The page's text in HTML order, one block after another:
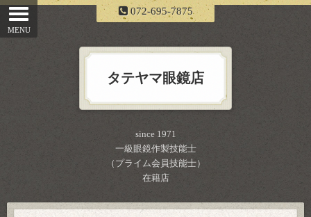
072-695-7875
タテヤマ眼鏡店
since 1971
一級眼鏡作製技能士
（プライム会員技能士）
在籍店